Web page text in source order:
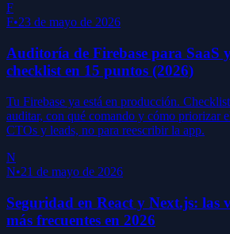
F
F•23 de mayo de 2026
Auditoría de Firebase para SaaS
checklist en 15 puntos (2026)
Tu Firebase ya está en producción.
auditar, con qué comando y cómo priorizar
CTOs y leads, no para reescribir la app.
N
N•21 de mayo de 2026
Seguridad en React y Next.js: las
más frecuentes en 2026